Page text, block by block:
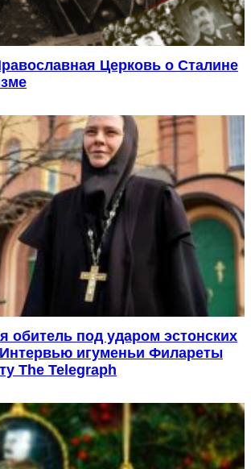
Церковь о Сталине
обитель под ударом эстонских
игуменьи Филареты
The Telegraph